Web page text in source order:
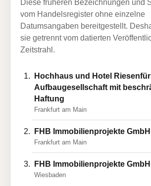
Diese früheren Bezeichnungen und
vom Handelsregister ohne einzelne
Datumsangaben bereitgestellt.
sie getrennt vom datierten
Zeitstrahl.
Hochhaus und Hotel
Aufbaugesellschaft mit
Haftung
Frankfurt am Main
FHB Immobilienprojekte GmbH
Frankfurt am Main
FHB Immobilienprojekte GmbH
Wiesbaden